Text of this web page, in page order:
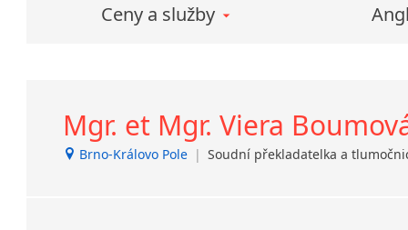
Ceny a služby
Mgr. et Mgr. Viera
Brno-Královo Pole | Soudní překladatelka a